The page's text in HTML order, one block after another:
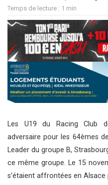
Temps de lecture : 1 min
Les U19 du Racing Club
adversaire pour les 64èmes
Leader du groupe B,
ce même groupe. Le 15
s’étaient affrontées en